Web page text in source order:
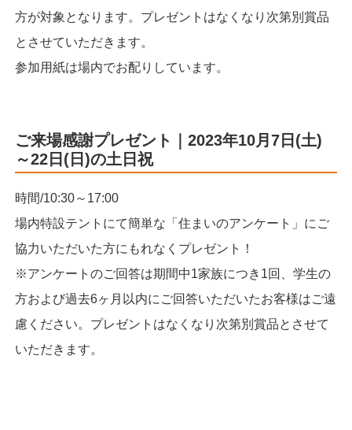
方が対象となります。プレゼントはなくなり次第別賞品
とさせていただきます。
参加用紙は場内でお配りしています。
ご来場感謝プレゼント｜2023年10月7日(土)
～22日(日)の土日祝
時間/10:30～17:00
場内特設テントにて簡単な「住まいのアンケート」にご
協力いただいた方にもれなくプレゼント！
※アンケートのご回答は期間中1家族につき1回、学生の
方および過去6ヶ月以内にご回答いただいたお客様はご遠
慮ください。プレゼントはなくなり次第別賞品とさせて
いただきます。